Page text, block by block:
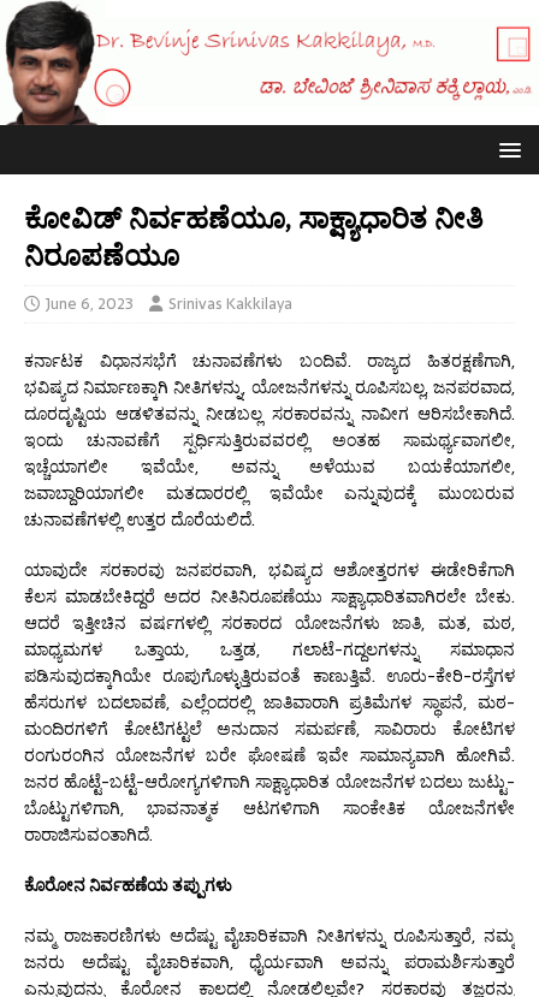
ಕೋವಿಡ್ ನಿರ್ವಹಣೆಯೂ, ಸಾಕ್ಷ್ಯಾಧಾರಿತ ನೀತಿ
ನಿರೂಪಣೆಯೂ
June 6, 2023 Srinivas Kakkilaya
ಕರ್ನಾಟಕ ವಿಧಾನಸಭೆಗೆ ಚುನಾವಣೆಗಳು ಬಂದಿವೆ. ರಾಜ್ಯದ ಹಿತರಕ್ಷಣೆಗಾಗಿ,
ಭವಿಷ್ಯದ ನಿರ್ಮಾಣಕ್ಕಾಗಿ ನೀತಿಗಳನ್ನು, ಯೋಜನೆಗಳನ್ನು ರೂಪಿಸಬಲ್ಲ, ಜನಪರವಾದ,
ದೂರದೃಷ್ಟಿಯ ಆಡಳಿತವನ್ನು ನೀಡಬಲ್ಲ ಸರಕಾರವನ್ನು ನಾವೀಗ ಆರಿಸಬೇಕಾಗಿದೆ.
ಇಂದು ಚುನಾವಣೆಗೆ ಸ್ಪರ್ಧಿಸುತ್ತಿರುವವರಲ್ಲಿ ಅಂತಹ ಸಾಮರ್ಥ್ಯವಾಗಲೀ,
ಇಚ್ಚೆಯಾಗಲೀ ಇವೆಯೇ, ಅವನ್ನು ಅಳೆಯುವ ಬಯಕೆಯಾಗಲೀ,
ಜವಾಬ್ದಾರಿಯಾಗಲೀ ಮತದಾರರಲ್ಲಿ ಇವೆಯೇ ಎನ್ನುವುದಕ್ಕೆ ಮುಂಬರುವ
ಚುನಾವಣೆಗಳಲ್ಲಿ ಉತ್ತರ ದೊರೆಯಲಿದೆ.
ಯಾವುದೇ ಸರಕಾರವು ಜನಪರವಾಗಿ, ಭವಿಷ್ಯದ ಆಶೋತ್ತರಗಳ ಈಡೇರಿಕೆಗಾಗಿ
ಕೆಲಸ ಮಾಡಬೇಕಿದ್ದರೆ ಅದರ ನೀತಿನಿರೂಪಣೆಯು ಸಾಕ್ಷ್ಯಾಧಾರಿತವಾಗಿರಲೇ ಬೇಕು.
ಆದರೆ ಇತ್ತೀಚಿನ ವರ್ಷಗಳಲ್ಲಿ ಸರಕಾರದ ಯೋಜನೆಗಳು ಜಾತಿ, ಮತ, ಮಠ,
ಮಾಧ್ಯಮಗಳ ಒತ್ತಾಯ, ಒತ್ತಡ, ಗಲಾಟೆ-ಗದ್ದಲಗಳನ್ನು ಸಮಾಧಾನ
ಪಡಿಸುವುದಕ್ಕಾಗಿಯೇ ರೂಪುಗೊಳ್ಳುತ್ತಿರುವಂತೆ ಕಾಣುತ್ತಿವೆ. ಊರು-ಕೇರಿ-ರಸ್ತೆಗಳ
ಹೆಸರುಗಳ ಬದಲಾವಣೆ, ಎಲ್ಲೆಂದರಲ್ಲಿ ಜಾತಿವಾರಾಗಿ ಪ್ರತಿಮೆಗಳ ಸ್ಥಾಪನೆ, ಮಠ-
ಮಂದಿರಗಳಿಗೆ ಕೋಟಿಗಟ್ಟಲೆ ಅನುದಾನ ಸಮರ್ಪಣೆ, ಸಾವಿರಾರು ಕೋಟಿಗಳ
ರಂಗುರಂಗಿನ ಯೋಜನೆಗಳ ಬರೇ ಘೋಷಣೆ ಇವೇ ಸಾಮಾನ್ಯವಾಗಿ ಹೋಗಿವೆ.
ಜನರ ಹೊಟ್ಟೆ-ಬಟ್ಟೆ-ಆರೋಗ್ಯಗಳಿಗಾಗಿ ಸಾಕ್ಷ್ಯಾಧಾರಿತ ಯೋಜನೆಗಳ ಬದಲು ಜುಟ್ಟು-
ಬೊಟ್ಟುಗಳಿಗಾಗಿ, ಭಾವನಾತ್ಮಕ ಆಟಗಳಿಗಾಗಿ ಸಾಂಕೇತಿಕ ಯೋಜನೆಗಳೇ
ರಾರಾಜಿಸುವಂತಾಗಿದೆ.
ಕೊರೋನ ನಿರ್ವಹಣೆಯ ತಪ್ಪುಗಳು
ನಮ್ಮ ರಾಜಕಾರಣಿಗಳು ಅದೆಷ್ಟು ವೈಚಾರಿಕವಾಗಿ ನೀತಿಗಳನ್ನು ರೂಪಿಸುತ್ತಾರೆ, ನಮ್ಮ
ಜನರು ಅದೆಷ್ಟು ವೈಚಾರಿಕವಾಗಿ, ಧೈರ್ಯವಾಗಿ ಅವನ್ನು ಪರಾಮರ್ಶಿಸುತ್ತಾರೆ
ಎನ್ನುವುದನ್ನು ಕೊರೋನ ಕಾಲದಲ್ಲಿ ನೋಡಲಿಲ್ಲವೇ? ಸರಕಾರವು ತಜ್ಞರನ್ನು